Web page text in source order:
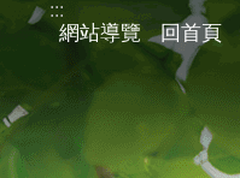
:::
網站導覽 回首頁